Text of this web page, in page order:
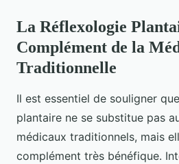
La Réflexologie
Complément de la
Traditionnelle
Il est essentiel de souligner
plantaire ne se substitue pas
médicaux traditionnels, mais
complément très bénéfique.